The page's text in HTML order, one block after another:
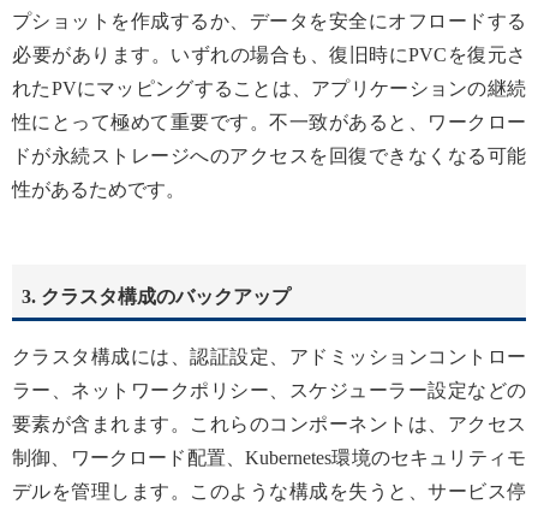
プショットを作成するか、データを安全にオフロードする
必要があります。いずれの場合も、復旧時にPVCを復元さ
れたPVにマッピングすることは、アプリケーションの継続
性にとって極めて重要です。不一致があると、ワークロー
ドが永続ストレージへのアクセスを回復できなくなる可能
性があるためです。
3. クラスタ構成のバックアップ
クラスタ構成には、認証設定、アドミッションコントロー
ラー、ネットワークポリシー、スケジューラー設定などの
要素が含まれます。これらのコンポーネントは、アクセス
制御、ワークロード配置、Kubernetes環境のセキュリティモ
デルを管理します。このような構成を失うと、サービス停